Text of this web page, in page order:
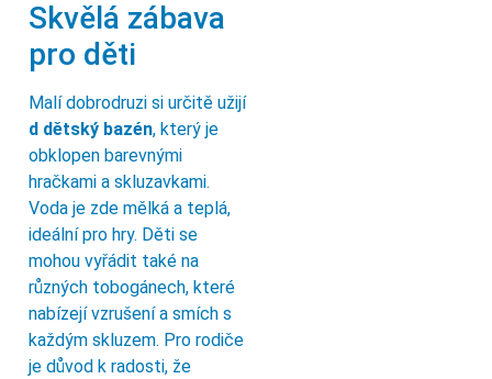
Skvělá zábava
pro děti
Malí dobrodruzi si určitě užijí
d dětský bazén, který je
obklopen barevnými
hračkami a skluzavkami.
Voda je zde mělká a teplá,
ideální pro hry. Děti se
mohou vyřádit také na
různých tobogánech, které
nabízejí vzrušení a smích s
každým skluzem. Pro rodiče
je důvod k radosti, že